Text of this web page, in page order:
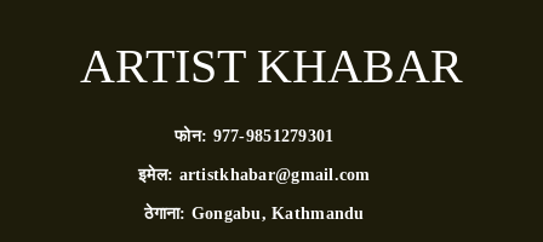
ARTIST KHABAR
फोन: 977-9851279301
इमेल: artistkhabar@gmail.com
ठेगाना: Gongabu, Kathmandu